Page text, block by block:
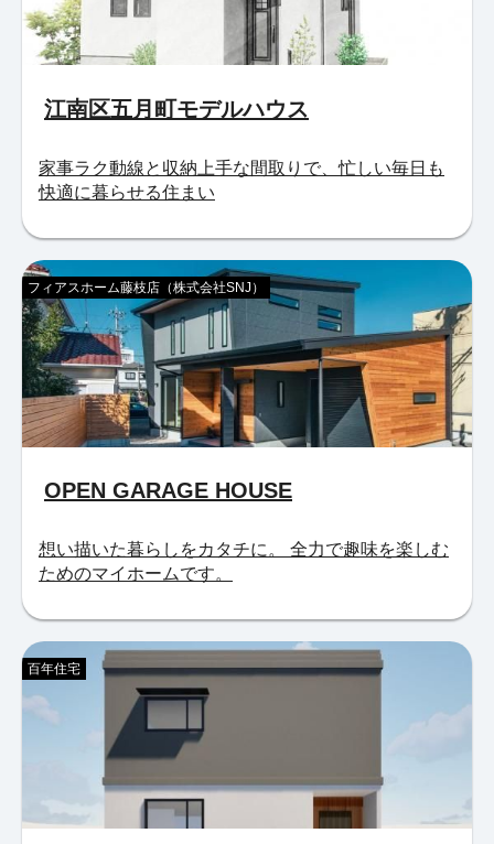
江南区五月町モデルハウス
家事ラク動線と収納上手な間取りで、忙しい毎日も
快適に暮らせる住まい
OPEN GARAGE HOUSE
フィアスホーム藤枝店（株式会社SNJ）
想い描いた暮らしをカタチに。 全力で趣味を楽しむ
ためのマイホームです。
百年住宅